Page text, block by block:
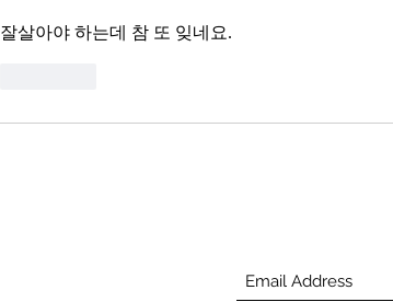
잘살아야 하는데 참 또 잊네요.